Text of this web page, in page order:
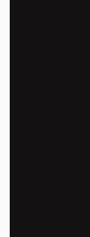
O projeto
comunitárias -
pelo Instituto
Chacrinha,
A
acesso a
uma estrada